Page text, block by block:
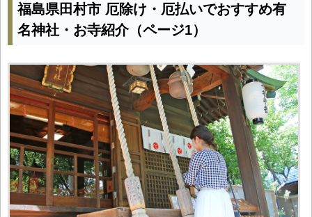
福島県田村市 厄除け・厄払いでおすすめ有
名神社・お寺紹介（ページ1）